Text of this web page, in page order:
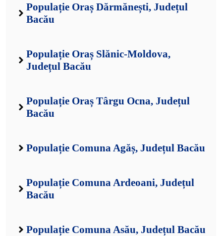
Populație Oraș Dărmănești, Județul
Bacău
Populație Oraș Slănic-Moldova,
Județul Bacău
Populație Oraș Târgu Ocna, Județul
Bacău
Populație Comuna Agăș, Județul Bacău
Populație Comuna Ardeoani, Județul
Bacău
Populație Comuna Asău, Județul Bacău